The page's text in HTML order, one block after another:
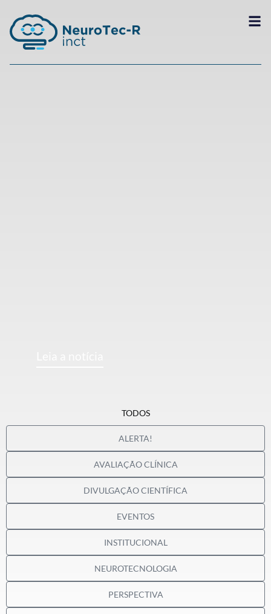
ALERTA!
AVALIAÇÃO CLÍNICA
DIVULGAÇÃO CIENTÍFICA
EVENTOS
INSTITUCIONAL
NEUROTECNOLOGIA
PERSPECTIVA
TODOS